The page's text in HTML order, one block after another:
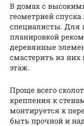
В домах с
геометрией
специалисты. Для
планировкой
деревянные
смастерить из
этаж.
Проще всего
крепления к
монтируется к
быть прочной и